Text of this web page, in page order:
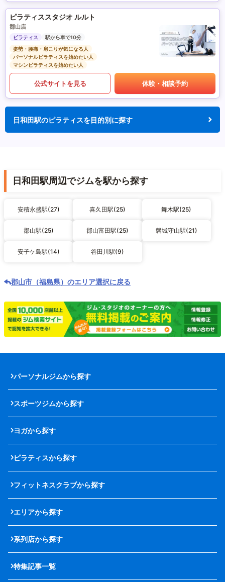
ピラティススタジオ ルルト
郡山店
ピラティス
駅から車で10分
姿勢・腰痛・肩こりが気になる人
パーソナルピラティスを始めたい人
マシンピラティスを始めたい人
公式サイトを見る 体験・相談予約
日和田駅のピラティスを目的別に探す
日和田駅周辺でジムを駅から探す
安積永盛駅(27) 喜久田駅(25) 舞木駅(25)
郡山駅(25) 郡山富田駅(25) 磐城守山駅(21)
安子ケ島駅(14) 谷田川駅(9)
郡山市（福島県）のエリア選択に戻る
パーソナルジムから探す
スポーツジムから探す
ヨガから探す
ピラティスから探す
フィットネスクラブから探す
エリアから探す
系列店から探す
特集記事一覧